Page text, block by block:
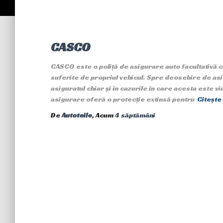
CASCO
CASCO este o poliță de asigurare auto
suferite de propriul vehicul. Spre deosebire de
asiguratul chiar și în cazurile în care acesta este
asigurare oferă o protecție extinsă pentru Citește
DeAutoteile, Acum4 săptămâni